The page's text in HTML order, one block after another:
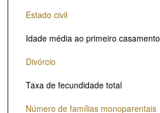
Estado civil
Idade média ao primeiro casamento
Divórcio
Taxa de fecundidade total
Número de famílias monoparentais